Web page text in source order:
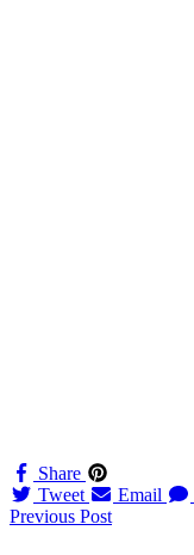
Share
Tweet
Email
Navigation
Previous Post